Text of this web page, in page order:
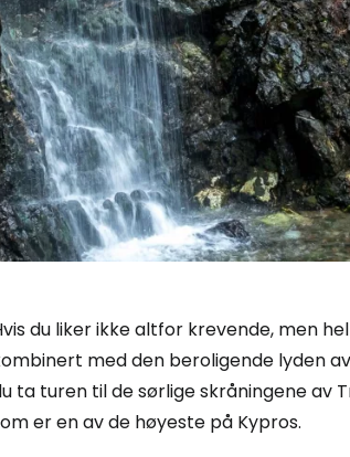
du liker ikke altfor krevende, men
med den beroligende lyden
ta turen til de sørlige skråningene av
er en av de høyeste på Kypros.